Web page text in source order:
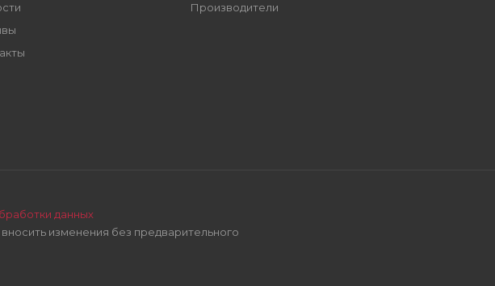
Производители
данных
изменения без предварительного